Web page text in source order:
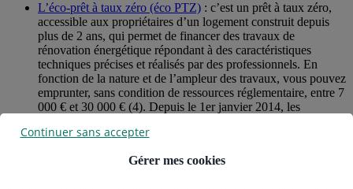
L’éco-prêt à taux zéro (éco PTZ) : c’est un prêt à taux zéro,
accessible aux propriétaires d’un logement construit depuis
plus de 2 ans, qui permet de financer des travaux de
rénovation énergétique répondant à des caractéristiques
techniques précises et réalisés par des professionnels. En
fonction de la nature et de l’ampleur des travaux, vous pouvez
emprunter, sans condition de ressources réglementaire, entre 7
000 € et 30 000 € (4). Depuis le 1er janvier 2014, les
résidence secondaire), vous avez également les alternatives
Gérer mes cookies
Continuer sans accepter